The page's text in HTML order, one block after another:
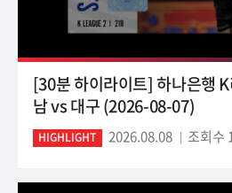
[30분 하이라이트] 하나은행
남 vs 대구 (2026-08-07)
HIGHLIGHT 2026.08.08 조회수